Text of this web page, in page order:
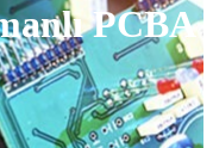
PCBA